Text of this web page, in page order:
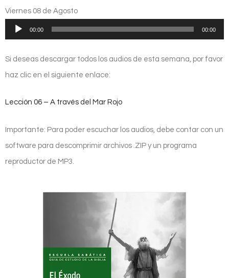
audio
Viernes 08 de Agosto
Reproductor
audio
00:00 00:00
Si deseas descargar todos los audios de esta semana, por favor
haz clic en el siguiente enlace:
Lección 06 – A través del Mar Rojo
Importante: Para poder escuchar los audios, debe contar con un
software para descomprimir archivos .ZIP y un programa
reproductor de MP3.